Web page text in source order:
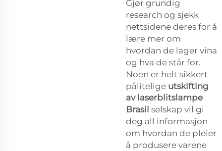
Gjør grundig
research og sjekk
nettsidene deres for å
lære mer om
hvordan de lager vina
og hva de står for.
Noen er helt sikkert
pålitelige utskifting
av laserblitslampe
Brasil selskap vil gi
deg all informasjon
om hvordan de pleier
å produsere varene